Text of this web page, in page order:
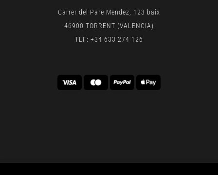
Carrer del Pare Mendez, 123 baix
46900 TORRENT (VALENCIA)
TLF: +34 633 274 126